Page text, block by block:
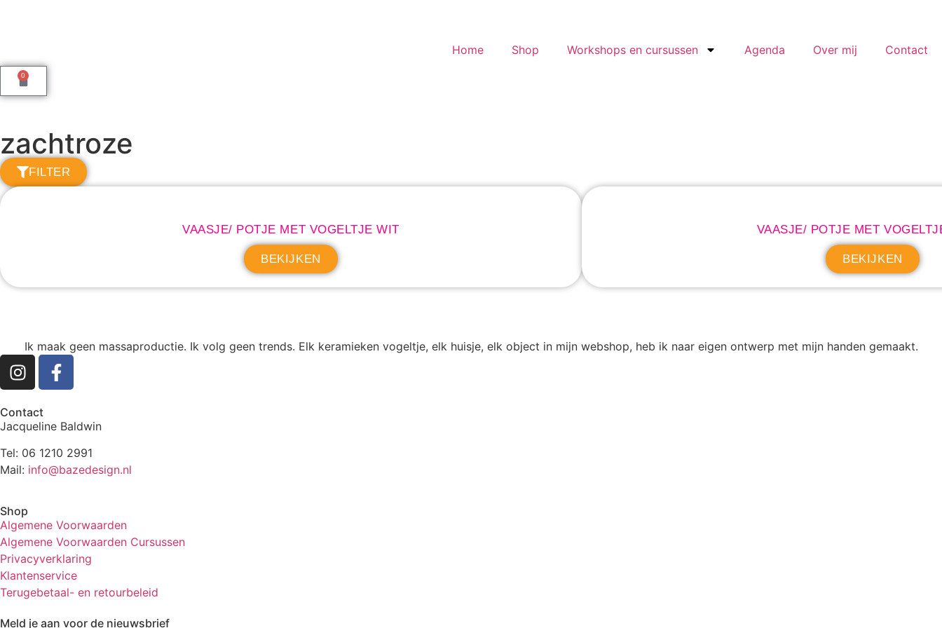
Home Shop Workshops en cursussen Agenda Over mij Contact
0
zachtroze
FILTER
VAASJE/ POTJE MET VOGELTJE WIT
BEKIJKEN
VAASJE/ POTJE MET
BEKIJKEN
Ik maak geen massaproductie. Ik volg geen trends. Elk keramieken vogeltje, elk huisje, elk object in mijn webshop, heb ik naar eigen ontwerp met mijn handen gemaakt.
Contact
Jacqueline Baldwin
Tel: 06 1210 2991
Mail: info@bazedesign.nl
Shop
Algemene Voorwaarden
Algemene Voorwaarden Cursussen
Privacyverklaring
Klantenservice
Terugebetaal- en retourbeleid
Meld je aan voor de nieuwsbrief